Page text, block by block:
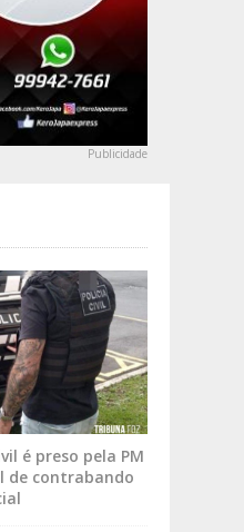
Publicidade
é preso pela PM
de contrabando